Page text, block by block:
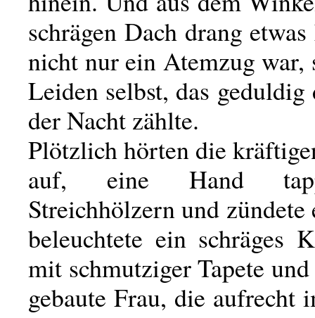
schrägen Dach drang
nicht nur ein Atemzug war,
Leiden selbst, das geduldig
der Nacht zählte.
Plötzlich hörten die
auf, eine Hand
Streichhölzern und zündete
beleuchtete ein schräges
mit schmutziger Tapete
gebaute Frau, die aufrecht